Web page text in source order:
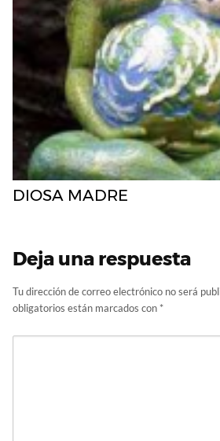
DIOSA MADRE
Deja una respuesta
Tu dirección de correo electrónico no será
obligatorios están marcados con *